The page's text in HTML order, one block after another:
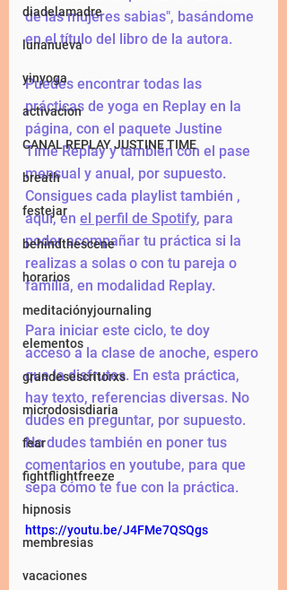
diadelamadre
lunanueva
yinyoga
activacion
CANAL REPLAY JUSTINE TIME
breath
festejar
behindthescene
horarios
meditaciónyjournaling
elementos
grandesescritorxs
microdosisdiaria
fear
fightflightfreeze
hipnosis
membresias
vacaciones
de las mujeres sabias", basándome
en el título del libro de la autora.
Puedes encontrar todas las
prácticas de yoga en Replay en la
página, con el paquete Justine
Time Replay y también con el pase
mensual y anual, por supuesto.
Consigues cada playlist también ,
aquí, en el perfil de Spotify, para
poder acompañar tu práctica si la
realizas a solas o con tu pareja o
familia, en modalidad Replay.
Para iniciar este ciclo, te doy
acceso a la clase de anoche, espero
que la disfrutes. En esta práctica,
hay texto, referencias diversas. No
dudes en preguntar, por supuesto.
No dudes también en poner tus
comentarios en youtube, para que
sepa cómo te fue con la práctica.
https://youtu.be/J4FMe7QSQgs